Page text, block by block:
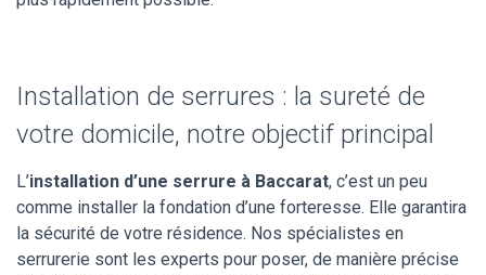
Installation de serrures : la sureté de
votre domicile, notre objectif principal
L’installation d’une serrure à Baccarat, c’est un peu
comme installer la fondation d’une forteresse. Elle garantira
la sécurité de votre résidence. Nos spécialistes en
serrurerie sont les experts pour poser, de manière précise